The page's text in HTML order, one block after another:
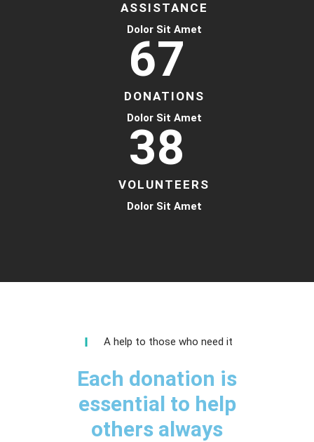
ASSISTANCE
Dolor Sit Amet
67
DONATIONS
Dolor Sit Amet
38
VOLUNTEERS
Dolor Sit Amet
A help to those who need it
Each donation is
essential to help
others always